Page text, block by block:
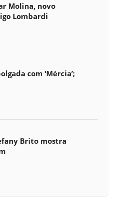
Molina, novo
Lombardi
com ‘Mércia’;
Brito mostra